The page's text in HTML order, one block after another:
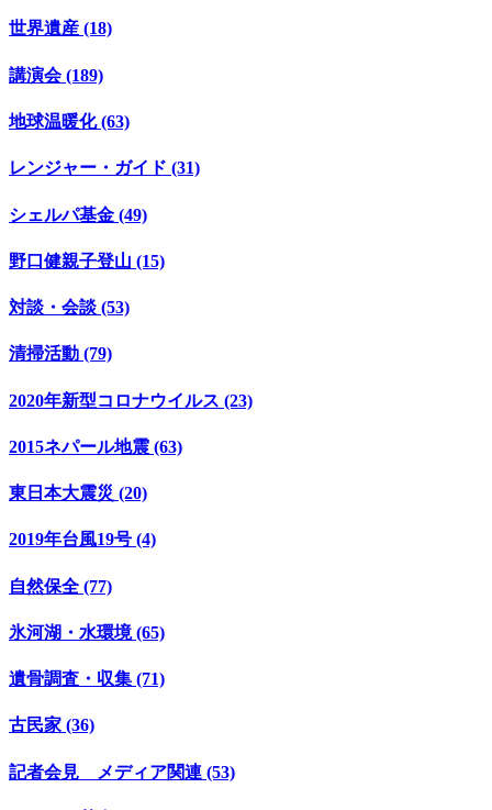
世界遺産 (18)
講演会 (189)
地球温暖化 (63)
レンジャー・ガイド (31)
シェルパ基金 (49)
野口健親子登山 (15)
対談・会談 (53)
清掃活動 (79)
2020年新型コロナウイルス (23)
2015ネパール地震 (63)
東日本大震災 (20)
2019年台風19号 (4)
自然保全 (77)
氷河湖・水環境 (65)
遺骨調査・収集 (71)
古民家 (36)
記者会見 メディア関連 (53)